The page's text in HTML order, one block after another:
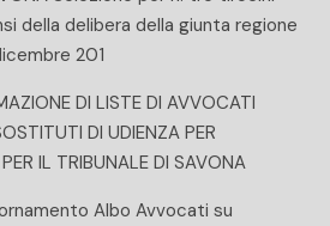
della delibera della giunta regione
201
DI LISTE DI AVVOCATI
DI UDIENZA PER
IL TRIBUNALE DI SAVONA
Albo Avvocati su